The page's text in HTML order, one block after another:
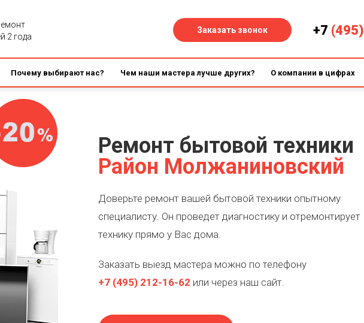
2 года
+7 (495)
Заказать звонок
Почему выбирают нас? Чем наши мастера лучше других? О компании в цифрах
Ремонт бытовой техники
Район Молжаниновский
Доверьте ремонт вашей бытовой техники опытному
специалисту. Он проведет диагностику и отремонтирует
технику прямо у Вас дома.
Заказать выезд мастера можно по телефону
+7 (495) 212-16-62 или через наш сайт.